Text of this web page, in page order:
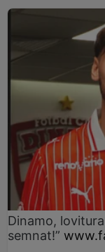
Dinamo,
semnat!”